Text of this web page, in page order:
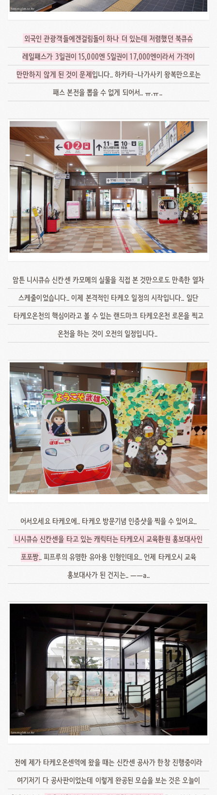
외국인 관광객들에겐걸림돌이 하나 더 있는데 저렴했던 북큐슈
레일패스가 3일권이 15,000엔 5일권이 17,000엔이라서 가격이
만만하지 않게 된 것이 문제입니다.. 하카타-나가사키 왕복만으로는
패스 본전을 뽑을 수 없게 되어서.. ㅠ.ㅠ..
암튼 니시큐슈 신칸센 카모메의 실물을 직접 본 것만으로도 만족한 열차
스케줄이었습니다.. 이제 본격적인 타케오 일정의 시작입니다.. 일단
타케오온천의 핵심이라고 볼 수 있는 랜드마크 타케오온천 로몬을 찍고
온천을 하는 것이 오전의 일정입니다..
어서오세요 타케오에.. 타케오 방문기념 인증샷을 찍을 수 있어요..
니시큐슈 신칸센을 타고 있는 캐릭터는 타케오시 교육환원 홍보대사인
포포짱.. 피프루의 유명한 유아용 인형인데요.. 언제 타케오시 교육
홍보대사가 된 건지는.. ㅡㅡa..
전에 제가 타케오온센역에 왔을 때는 신칸센 공사가 한창 진행중이라
여기저기 다 공사판이었는데 이렇게 완공된 모습을 보는 것은 오늘이